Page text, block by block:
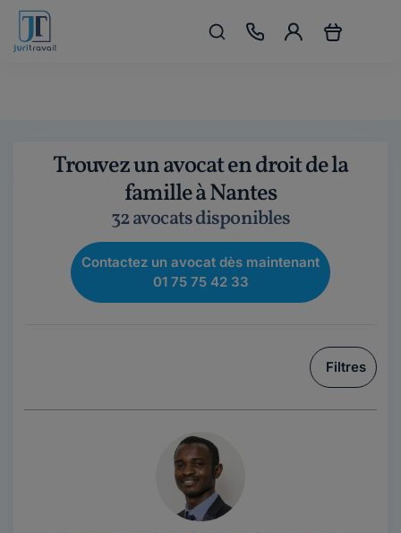
Trouvez un avocat en droit de la
famille à Nantes
32 avocats disponibles
Contactez un avocat dès maintenant
01 75 75 42 33
Filtres